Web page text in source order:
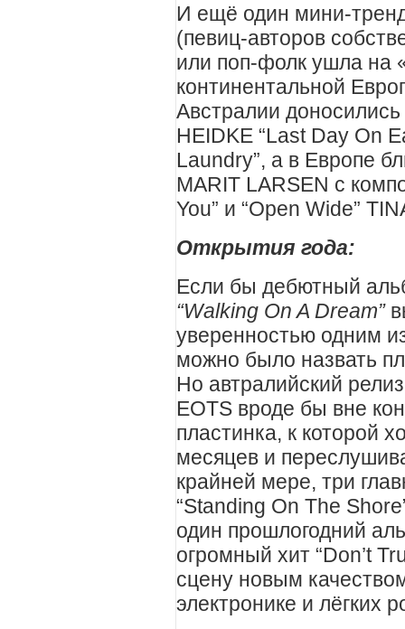
И ещё один мини-
(певиц-авторов
или поп-фолк ушла на
континентальной
Австралии
HEIDKE “Last Day On
Laundry”, а в Европе
MARIT LARSEN с
You” и “Open Wide”
Открытия года:
Если бы дебютный
“Walking On A Dream”
уверенностью одним
можно было назвать
Но автралийский
EOTS вроде бы вне
пластинка, к которой
месяцев и
крайней мере, три
“Standing On The
один прошлогодний
огромный хит “Don’t
сцену новым
электронике и лёгких